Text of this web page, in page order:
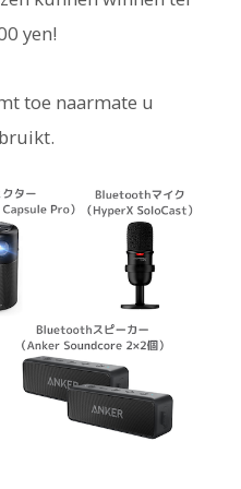
yen!
toe naarmate u